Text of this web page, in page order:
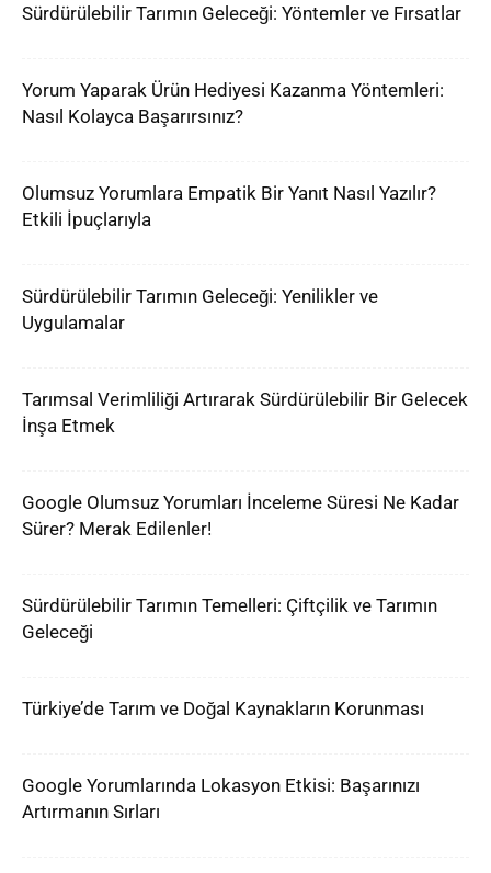
Sürdürülebilir Tarımın Geleceği: Yöntemler ve Fırsatlar
Yorum Yaparak Ürün Hediyesi Kazanma Yöntemleri:
Nasıl Kolayca Başarırsınız?
Olumsuz Yorumlara Empatik Bir Yanıt Nasıl Yazılır?
Etkili İpuçlarıyla
Sürdürülebilir Tarımın Geleceği: Yenilikler ve
Uygulamalar
Tarımsal Verimliliği Artırarak Sürdürülebilir Bir Gelecek
İnşa Etmek
Google Olumsuz Yorumları İnceleme Süresi Ne Kadar
Sürer? Merak Edilenler!
Sürdürülebilir Tarımın Temelleri: Çiftçilik ve Tarımın
Geleceği
Türkiye’de Tarım ve Doğal Kaynakların Korunması
Google Yorumlarında Lokasyon Etkisi: Başarınızı
Artırmanın Sırları